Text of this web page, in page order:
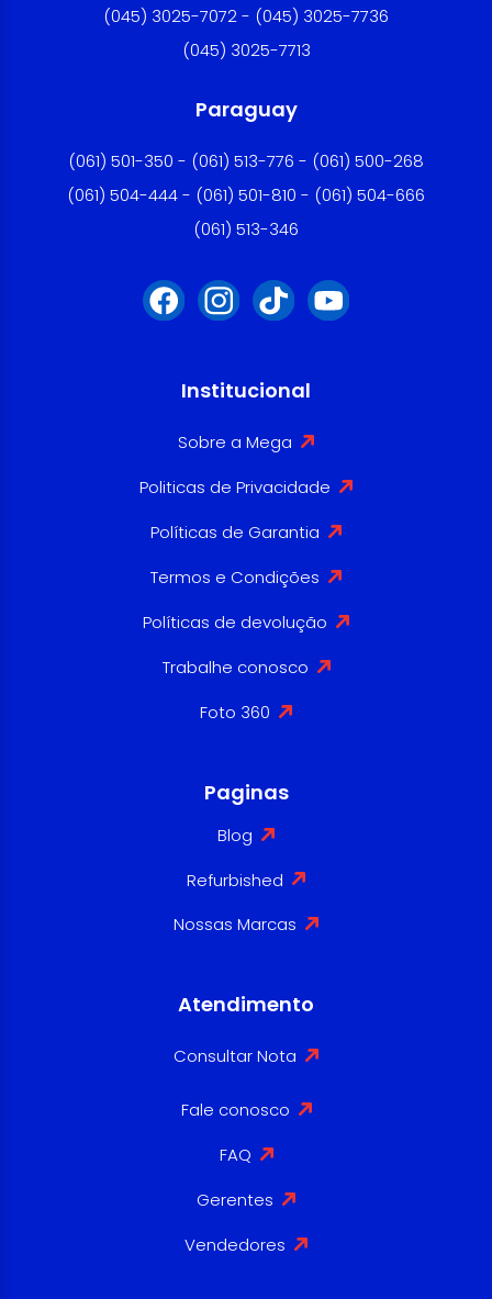
(045) 3025-7072 - (045) 3025-7736
(045) 3025-7713
Paraguay
(061) 501-350 - (061) 513-776 - (061) 500-268
(061) 504-444 - (061) 501-810 - (061) 504-666
(061) 513-346
Institucional
Sobre a Mega
Politicas de Privacidade
Políticas de Garantia
Termos e Condições
Políticas de devolução
Trabalhe conosco
Foto 360
Paginas
Blog
Refurbished
Nossas Marcas
Atendimento
Consultar Nota
Fale conosco
FAQ
Gerentes
Vendedores